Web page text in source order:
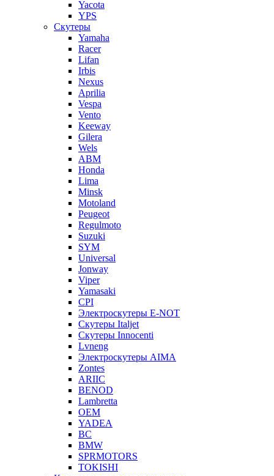
Yacota
YPS
Скутеры
Yamaha
Racer
Lifan
Irbis
Nexus
Aprilia
Vespa
Vento
Keeway
Gilera
Wels
ABM
Honda
Lima
Minsk
Motoland
Peugeot
Regulmoto
Suzuki
SYM
Universal
Jonway
Viper
Yamasaki
CPI
Электроскутеры E-NOT
Скутеры Italjet
Скутеры Innocenti
Lvneng
Электроскутеры AIMA
Zontes
ARIIC
BENOD
Lambretta
OEM
YADEA
BC
BMW
SPRMOTORS
TOKISHI